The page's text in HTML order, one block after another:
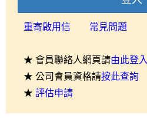
重寄啟用信 常見問題
★ 會員聯絡人網頁請由此登入
★ 公司會員資格請按此查詢
★ 評估申請